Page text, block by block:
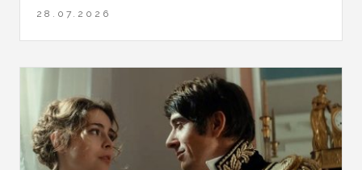
28.07.2026